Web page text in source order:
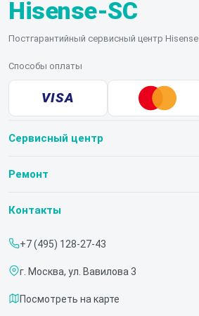
Hisense-SC
Постгарантийный сервисный центр Hisense
Способы оплаты
VISA
Сервисный центр
О нашем сервисе
Срочный ремонт
Доставка и способы оплаты
Диагностика
Ремонт
Телевизоров
Контакты
+7 (495) 128-27-43
г. Москва, ул. Вавилова 3
Посмотреть на карте